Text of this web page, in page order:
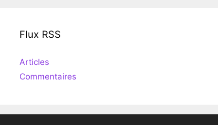
Flux RSS
Articles
Commentaires